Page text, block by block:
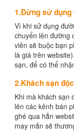
1.Đừng sử dụng
Vì khi sử dụng
chuyển lên đường
viên sẽ buộc bạn
là giá trên
sạn, để có thể
2.Khách sạn
Khi mà khách sạn
lên các kênh bán
ghé qua hẳn
may mắn sẽ